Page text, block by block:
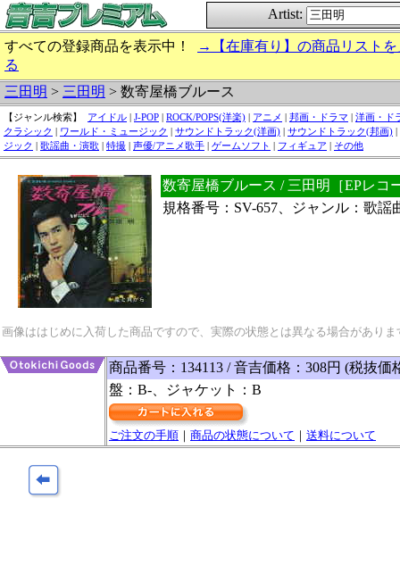
Artist:
すべての登録商品を表示中！
→【在庫有り】の商品リストを
る
三田明 > 三田明 > 数寄屋橋ブルース
【ジャンル検索】 アイドル | J-POP | ROCK/POPS(洋楽) | アニメ | 邦画・ドラマ | 洋画・ド
クラシック | ワールド・ミュージック | サウンドトラック(洋画) | サウンドトラック(邦画) |
ジック | 歌謡曲・演歌 | 特撮 | 声優/アニメ歌手 | ゲームソフト | フィギュア | その他
数寄屋橋ブルース / 三田明［EPレコ
規格番号：SV-657、ジャンル：歌謡
画像ははじめに入荷した商品ですので、実際の状態とは異なる場合があり
商品番号：134113 / 音吉価格：308円 (税抜価
盤：B-、ジャケット：B
ご注文の手順 ｜ 商品の状態について ｜ 送料について